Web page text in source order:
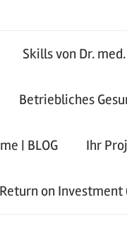
Skills von Dr.
Betriebliches
| BLOG Ihr
on Investment